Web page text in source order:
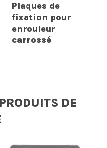
Plaques de
fixation pour
enrouleur
carrossé
DE